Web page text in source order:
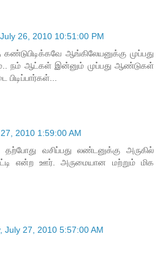
26, 2010 10:51:00 PM
ஆங்கிலேயனுக்கு முப்பது
நம் ஆட்கள் இன்னும் முப்பது ஆண்டுகள்
2010 1:59:00 AM
வசிப்பது லண்டனுக்கு அருகில்
என்ற ஊர். அருமையான மற்றும் மிக
July 27, 2010 5:57:00 AM